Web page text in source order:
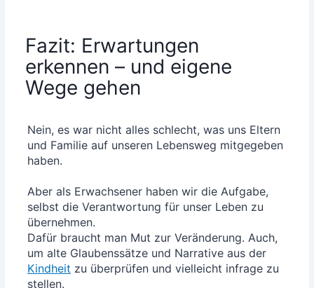
Fazit: Erwartungen
erkennen – und eigene
Wege gehen
Nein, es war nicht alles schlecht, was uns Eltern
und Fami­lie auf unse­ren Lebens­weg mit­ge­ge­ben
haben.
Aber als Erwach­se­ner haben wir die Auf­ga­be,
selbst die Ver­ant­wor­tung für unser Leben zu
über­neh­men.
Dafür braucht man Mut zur Ver­än­de­rung. Auch,
um alte Glau­bens­sät­ze und Nar­ra­ti­ve aus der
Kind­heit zu über­prü­fen und viel­leicht infra­ge zu
stel­len.